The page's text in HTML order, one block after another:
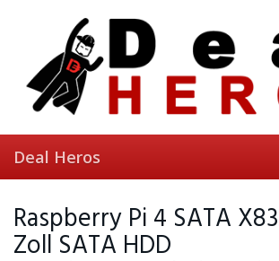
Deal Heros
Raspberry Pi 4 SATA
Zoll SATA HDD